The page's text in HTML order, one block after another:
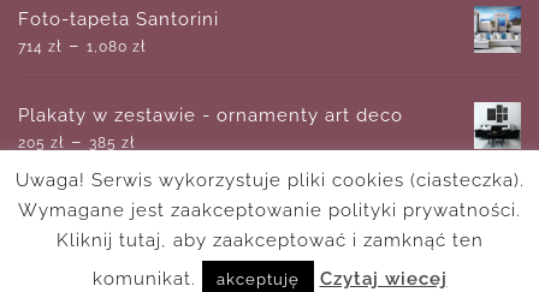
Foto-tapeta Santorini
714 zł – 1,080 zł
Plakaty w zestawie - ornamenty art deco
205 zł – 385 zł
Foto-tapeta mgła nad drzewami
zł–1,080 zł
Uwaga! Serwis wykorzystuje pliki cookies (ciasteczka).
Wymagane jest zaakceptowanie polityki prywatności.
Kliknij tutaj, aby zaakceptować i zamknąć ten
komunikat.
akceptuję Czytaj wiecej